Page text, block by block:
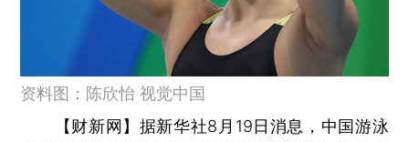
资料图：陈欣怡 视觉中国
【财新网】 据新华社8月19日消息，中国游泳